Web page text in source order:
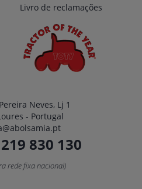
Livro de reclamações
Neves, Lj 1
- Portugal
830 130
rede fixa nacional)